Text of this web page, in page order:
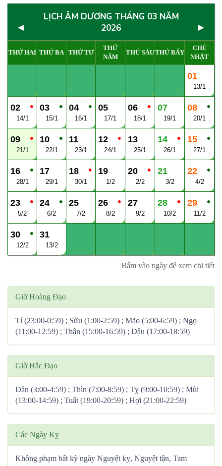
◄
LỊCH ÂM DƯƠNG THÁNG 03 NĂM
2026
►
THỨ HAI THỨ BA THỨ TƯ
THỨ
NĂM
THỨ SÁUTHỨ BẨY
CHỦ
NHẬT
01
13/1
●
02
14/1
●
03
15/1
●
04
16/1
05
17/1
●
06
18/1
07
19/1
●
08
20/1
●
09
21/1
●
10
22/1
11
23/1
●
12
24/1
13
25/1
●
14
26/1
●
15
27/1
●
16
28/1
17
29/1
●
18
30/1
19
1/2
●
20
2/2
21
3/2
●
22
4/2
●
23
5/2
●
24
6/2
25
7/2
●
26
8/2
27
9/2
●
28
10/2
●
29
11/2
●
30
12/2
31
13/2
Bấm vào ngày để xem chi tiết
Giờ Hoàng Đạo
Tí (23:00-0:59) ; Sửu (1:00-2:59) ; Mão (5:00-6:59) ; Ngọ
(11:00-12:59) ; Thân (15:00-16:59) ; Dậu (17:00-18:59)
Giờ Hắc Đạo
Dần (3:00-4:59) ; Thìn (7:00-8:59) ; Tỵ (9:00-10:59) ; Mùi
(13:00-14:59) ; Tuất (19:00-20:59) ; Hợi (21:00-22:59)
Các Ngày Kỵ
Không phạm bất kỳ ngày Nguyệt kỵ, Nguyệt tận, Tam